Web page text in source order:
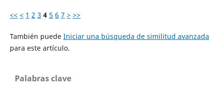
<< < 1 2 3 4 5 6 7 > >>
También puede Iniciar una búsqueda de similitud avanzada
para este artículo.
Palabras clave